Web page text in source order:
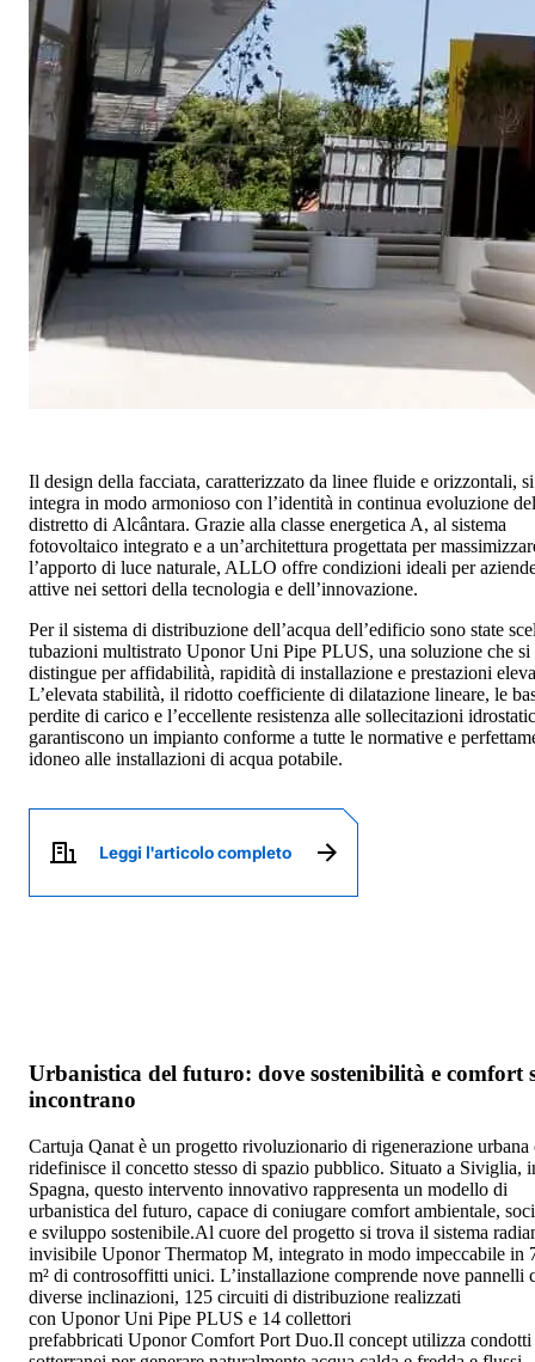
Il design della facciata, caratterizzato da linee fluide e orizzontali, si
integra in modo armonioso con l’identità in continua evoluzione del
distretto di Alcântara. Grazie alla classe energetica A, al sistema
fotovoltaico integrato e a un’architettura progettata per
l’apporto di luce naturale, ALLO offre condizioni ideali per
attive nei settori della tecnologia e dell’innovazione.
Per il sistema di distribuzione dell’acqua dell’edificio sono state
tubazioni multistrato Uponor Uni Pipe PLUS, una soluzione che si
distingue per affidabilità, rapidità di installazione e prestazioni
L’elevata stabilità, il ridotto coefficiente di dilatazione lineare, le
perdite di carico e l’eccellente resistenza alle sollecitazioni
garantiscono un impianto conforme a tutte le normative e
idoneo alle installazioni di acqua potabile.
Leggi l'articolo completo
Urbanistica del futuro: dove sostenibilità e comfort
incontrano
Cartuja Qanat è un progetto rivoluzionario di rigenerazione urbana
ridefinisce il concetto stesso di spazio pubblico. Situato a Siviglia,
Spagna, questo intervento innovativo rappresenta un modello di
urbanistica del futuro, capace di coniugare comfort ambientale,
e sviluppo sostenibile.Al cuore del progetto si trova il sistema
invisibile Uponor Thermatop M, integrato in modo impeccabile in
m² di controsoffitti unici. L’installazione comprende nove pannelli
diverse inclinazioni, 125 circuiti di distribuzione realizzati
con Uponor Uni Pipe PLUS e 14 collettori
prefabbricati Uponor Comfort Port Duo.Il concept utilizza condotti